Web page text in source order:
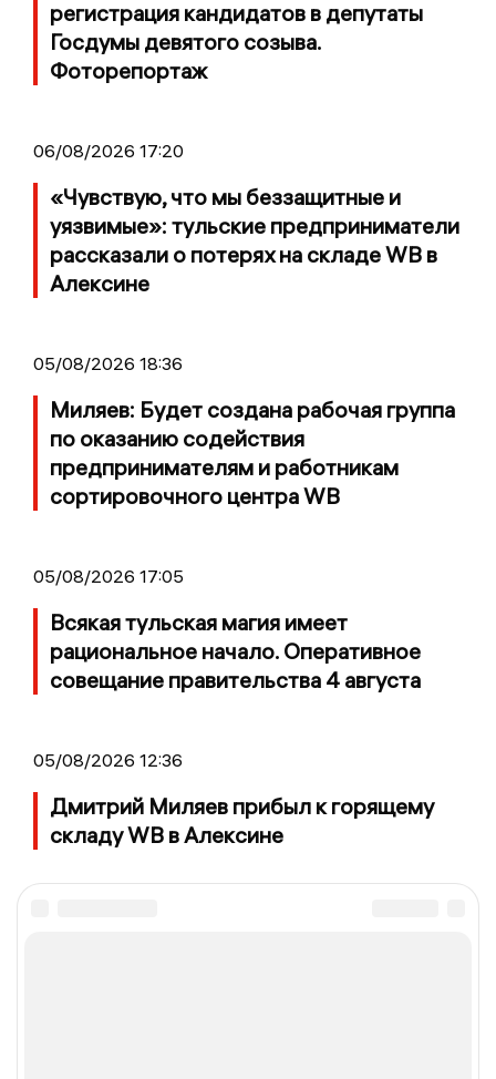
регистрация кандидатов в депутаты
Госдумы девятого созыва.
Фоторепортаж
06/08/2026 17:20
«Чувствую, что мы беззащитные и
уязвимые»: тульские предприниматели
рассказали о потерях на складе WB в
Алексине
05/08/2026 18:36
Миляев: Будет создана рабочая группа
по оказанию содействия
предпринимателям и работникам
сортировочного центра WB
05/08/2026 17:05
Всякая тульская магия имеет
рациональное начало. Оперативное
совещание правительства 4 августа
05/08/2026 12:36
Дмитрий Миляев прибыл к горящему
складу WB в Алексине